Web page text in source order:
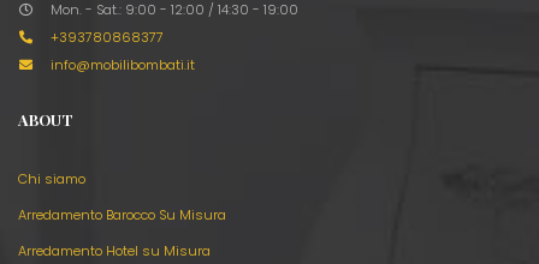
Mon. - Sat.: 9:00 - 12:00 / 14:30 - 19:00
+393780868377
info@mobilibombati.it
ABOUT
Chi siamo
Arredamento Barocco Su Misura
Arredamento Hotel su Misura